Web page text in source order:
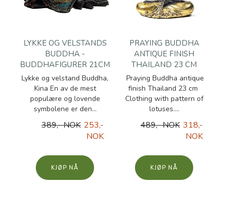
LYKKE OG VELSTANDS
BUDDHA -
BUDDHAFIGURER 21CM
Lykke og velstand Buddha,
Kina En av de mest
populære og lovende
symbolene er den...
389,- NOK 253,-
NOK
KJØP
PRAYING BUDDHA
ANTIQUE FINISH
THAILAND 23 CM
Praying Buddha antique
finish Thailand 23 cm
Clothing with pattern of
lotuses....
489,- NOK 318,-
NOK
KJØP